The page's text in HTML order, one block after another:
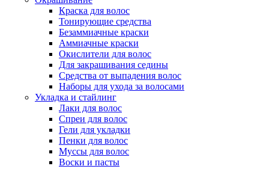
Краска для волос
Тонирующие средства
Безаммиачные краски
Аммиачные краски
Окислители для волос
Для закрашивания седины
Средства от выпадения волос
Наборы для ухода за волосами
Укладка и стайлинг
Лаки для волос
Спреи для волос
Гели для укладки
Пенки для волос
Муссы для волос
Воски и пасты